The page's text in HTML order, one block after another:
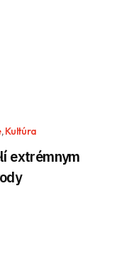
,Kultúra
extrémnym